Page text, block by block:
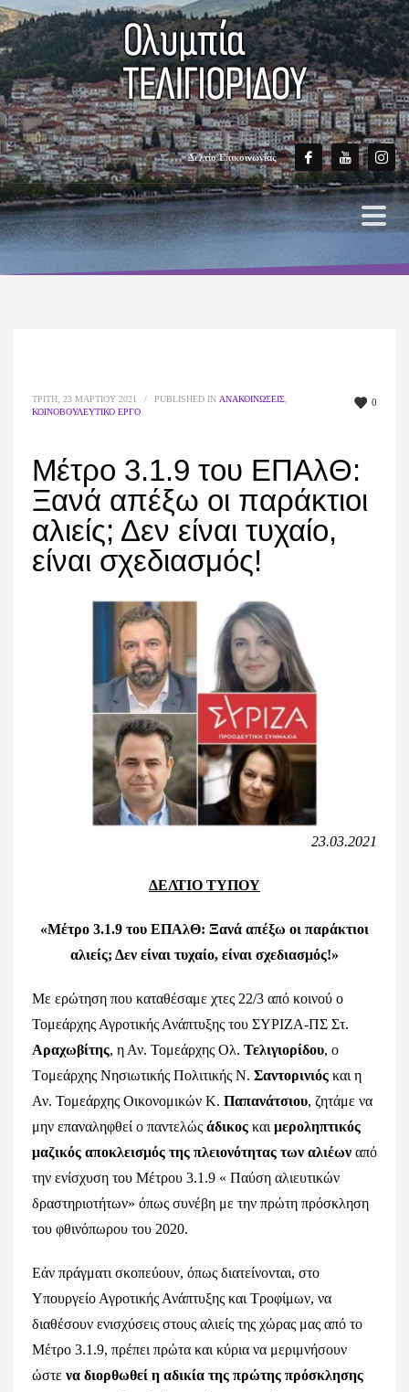
Δελτίο Επικοινωνίας
0
ΤΡΊΤΗ, 23 ΜΑΡΤΊΟΥ 2021 / PUBLISHED IN ΑΝΑΚΟΙΝΏΣΕΙΣ
ΚΟΙΝΟΒΟΥΛΕΥΤΙΚΌ ΈΡΓΟ
Μέτρο 3.1.9 του ΕΠΑλΘ:
Ξανά απέξω οι παράκτιοι
αλιείς; Δεν είναι τυχαίο,
είναι σχεδιασμός!
23.03.2021
ΔΕΛΤΙΟ ΤΥΠΟΥ
«Μέτρο 3.1.9 του ΕΠΑλΘ: Ξανά απέξω οι παράκτιοι
αλιείς; Δεν είναι τυχαίο, είναι σχεδιασμός!»
Με ερώτηση που καταθέσαμε χτες 22/3 από κοινού ο
Τομεάρχης Αγροτικής Ανάπτυξης του ΣΥΡΙΖΑ-ΠΣ Στ.
Αραχωβίτης, η Αν. Τομεάρχης Ολ. Τελιγιορίδου, ο
Tομεάρχης Νησιωτικής Πολιτικής Ν. Σαντορινιός και η
Αν. Τομεάρχης Οικονομικών Κ. Παπανάτσιου, ζητάμε να
μην επαναληφθεί ο παντελώς άδικος και μεροληπτικός
μαζικός αποκλεισμός της πλειονότητας των αλιέων από
την ενίσχυση του Μέτρου 3.1.9 « Παύση αλιευτικών
δραστηριοτήτων» όπως συνέβη με την πρώτη πρόσκληση
του φθινόπωρου του 2020.
Εάν πράγματι σκοπεύουν, όπως διατείνονται, στο
Υπουργείο Αγροτικής Ανάπτυξης και Τροφίμων, να
διαθέσουν ενισχύσεις στους αλιείς της χώρας μας από το
Μέτρο 3.1.9, πρέπει πρώτα και κύρια να μεριμνήσουν
ώστε να διορθωθεί η αδικία της πρώτης πρόσκλησης